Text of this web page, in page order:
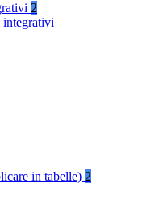
2
integrativi
in tabelle) 2